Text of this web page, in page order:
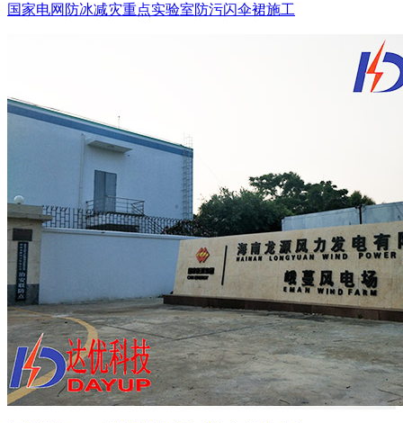
国家电网防冰减灾重点实验室防污闪伞裙施工